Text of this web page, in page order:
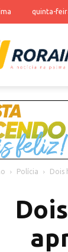
quinta-
Polícia Dois